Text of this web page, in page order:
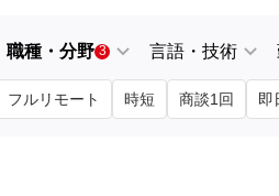
職種・分野 3 言語・技術
フルリモート 時短 商談1回 即